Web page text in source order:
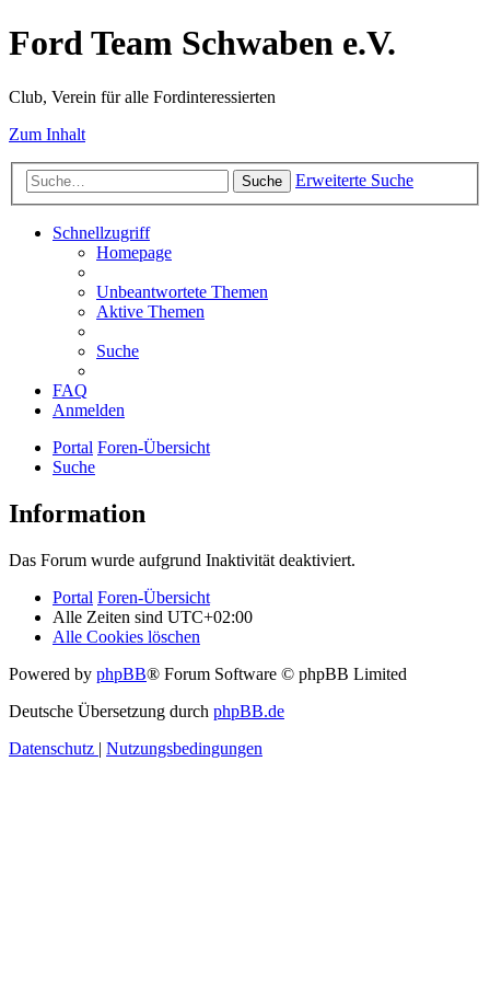
Ford Team Schwaben e.V.
Club, Verein für alle Fordinteressierten
Zum Inhalt
Suche Erweiterte Suche
Schnellzugriff
Homepage
Unbeantwortete Themen
Aktive Themen
Suche
FAQ
Anmelden
Portal Foren-Übersicht
Suche
Information
Das Forum wurde aufgrund Inaktivität deaktiviert.
Portal Foren-Übersicht
Alle Zeiten sind UTC+02:00
Alle Cookies löschen
Powered by phpBB® Forum Software © phpBB Limited
Deutsche Übersetzung durch phpBB.de
Datenschutz | Nutzungsbedingungen